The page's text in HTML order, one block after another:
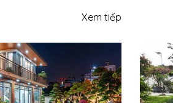
Xem tiếp
Tiểu cảnh
Mời liên hệ